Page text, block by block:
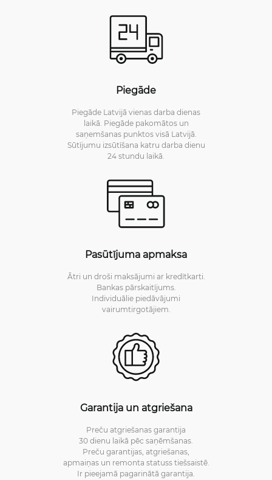
Piegāde
Piegāde Latvijā vienas darba dienas
laikā. Piegāde pakomātos un
saņemšanas punktos visā Latvijā.
Sūtījumu izsūtīšana katru darba dienu
24 stundu laikā.
Pasūtījuma apmaksa
Ātri un droši maksājumi ar kredītkarti.
Bankas pārskaitījums.
Individuālie piedāvājumi
vairumtirgotājiem.
Garantija un atgriešana
Preču atgriešanas garantija
30 dienu laikā pēc saņēmšanas.
Preču garantijas, atgriešanas,
apmaiņas un remonta statuss tiešsaistē.
Ir pieejamā pagarinātā garantija.